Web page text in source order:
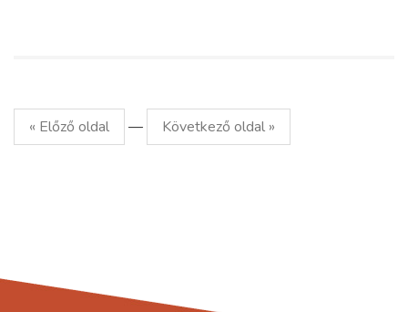
« Előző oldal — Következő oldal »